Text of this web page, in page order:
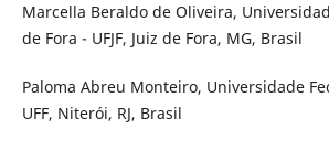
Marcella Beraldo de Oliveira,
de Fora - UFJF, Juiz de Fora, MG, Brasil
Paloma Abreu Monteiro, Universidade
UFF, Niterói, RJ, Brasil